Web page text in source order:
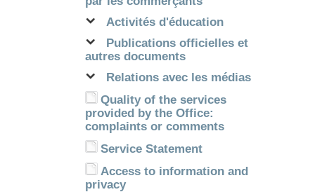
Activités d'éducation
Publications officielles et
autres documents
Relations avec les médias
Quality of the services
provided by the Office:
complaints or comments
Service Statement
Access to information and
privacy